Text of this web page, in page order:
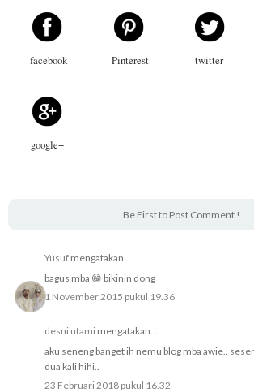
facebook Pinterest twitter
google+
Be First to Post Comment !
Yusuf mengatakan...
bagus mba 😁 bikinin dong
1 November 2015 pukul 19.36
desni utami mengatakan...
aku seneng banget ih nemu blog mba awie..
dua kali hihi..
23 Februari 2018 pukul 16.32